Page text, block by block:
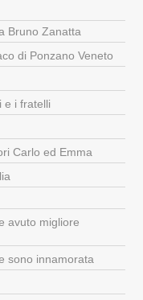
Bruno Zanatta
di Ponzano Veneto
e i fratelli
Carlo ed Emma
avuto migliore
sono innamorata